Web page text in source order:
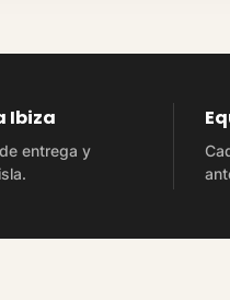
Ibiza
entrega y